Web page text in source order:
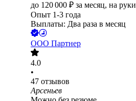
до 120 000 ₽ за месяц, на руки
Опыт 1-3 года
Выплаты: Два раза в месяц
ООО Партнер
4.0
•
47 отзывов
Арсеньев